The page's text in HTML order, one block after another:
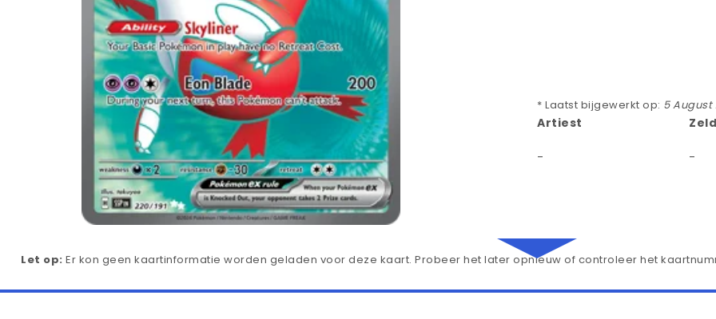
* Laatst bijgewerkt op: 5 August
Artiest
- -
Let op: Er kon geen kaartinformatie worden geladen voor deze kaart. Probeer het later opnieuw of controleer het